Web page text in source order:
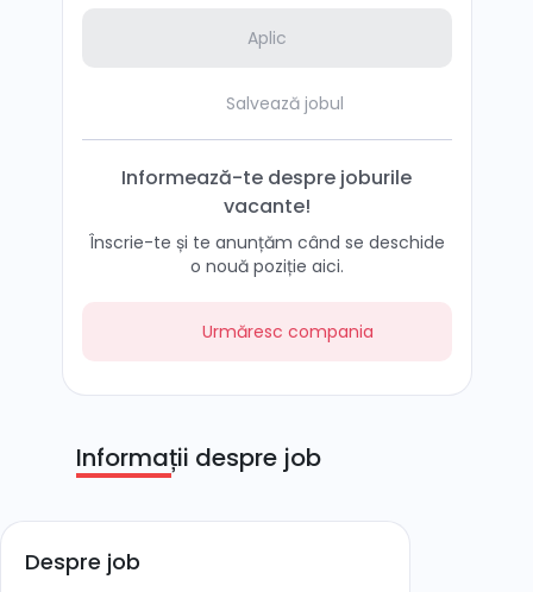
Aplic
Salvează jobul
Informează-te despre joburile
vacante!
Înscrie-te și te anunțăm când se deschide
o nouă poziție aici.
Urmăresc compania
Informații despre job
Despre job